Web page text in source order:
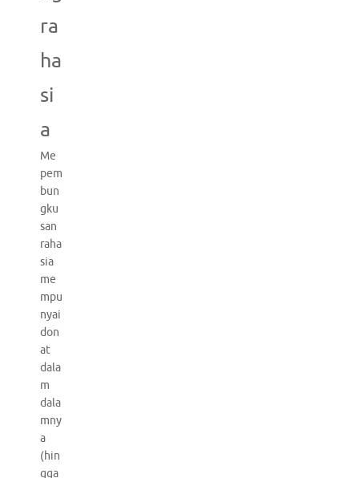
ra
ha
si
a
Me
pem
bun
gku
san
raha
sia
me
mpu
nyai
don
at
dala
m
dala
mny
a
(hin
gga